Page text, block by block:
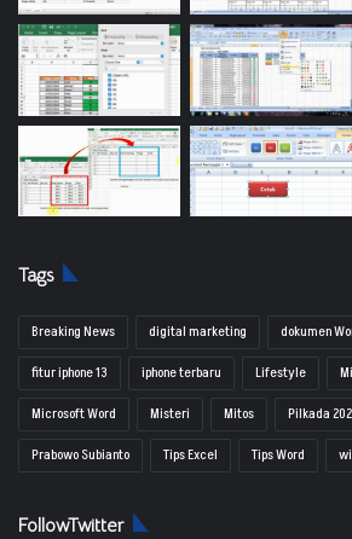
Tags
Breaking News digital marketing dokumen
fitur iphone 13
iphone terbaru Lifestyle
Microsoft Word
Misteri Mitos Pilkada
Prabowo Subianto
Tips Excel Tips Word
FollowTwitter